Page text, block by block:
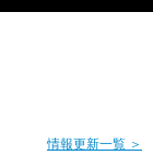
情報更新一覧 ＞